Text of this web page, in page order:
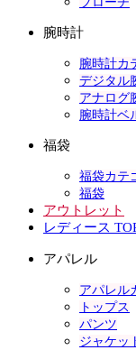
腕時計
腕時計カ
デジタル
アナログ
腕時計ベ
福袋
福袋カテ
福袋
アウトレット
レディース
アパレル
アパレル
トップス
パンツ
ジャケッ